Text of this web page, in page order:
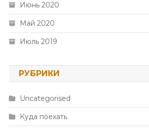
Июнь 2020
Май 2020
Июль 2019
РУБРИКИ
Uncategorised
Куда поехать